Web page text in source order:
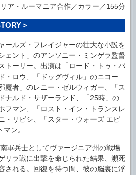
ア・ルーマニア合作／カラー／155分
＞
ールズ・フレイジャーの壮大な小説を
ェント」のアンソニー・ミンゲラ監督
トーリー。出演は「ロード・トゥ・パ
・ロウ、「ドッグヴィル」のニコー
魔者」のレニー・ゼルウィガー、「ス
ナルド・サザーランド、「25時」の
フマン、「ロスト・イン・トランスレ
・リビシ、「スター・ウォーズ エピ
ン。
軍兵士としてヴァージニア州の戦場
リラ戦に出撃を命じられた結果、瀕死
される。回復を待つ間、彼の脳裏に浮